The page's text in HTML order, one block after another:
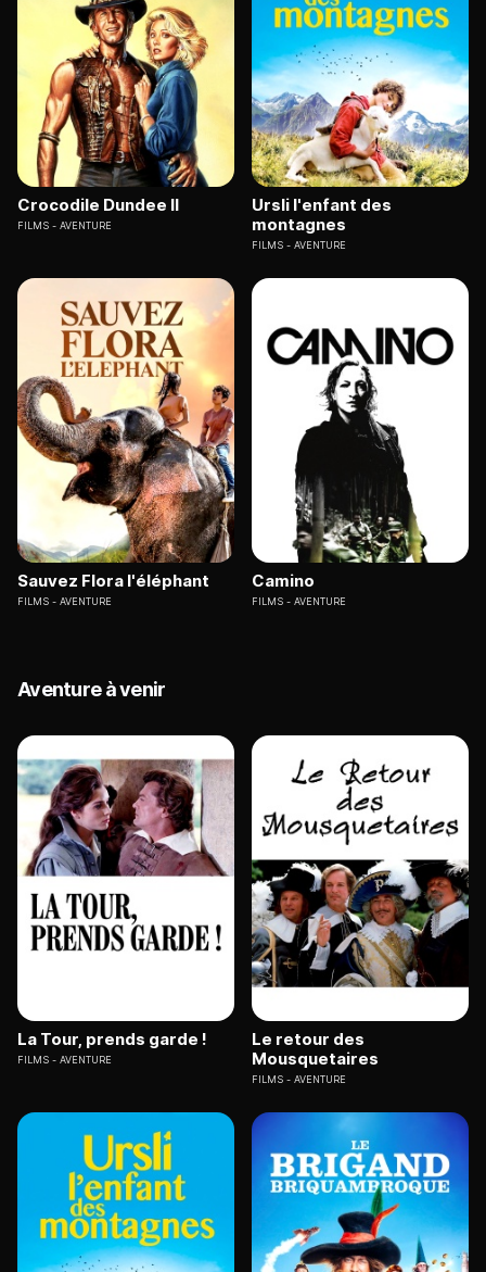
Crocodile Dundee II
FILMS AVENTURE
Ursli l'enfant des
montagnes
FILMS AVENTURE
Sauvez Flora l'éléphant
FILMS AVENTURE
Camino
FILMS AVENTURE
Aventure à venir
La Tour, prends garde !
FILMS AVENTURE
Le retour des
Mousquetaires
FILMS AVENTURE